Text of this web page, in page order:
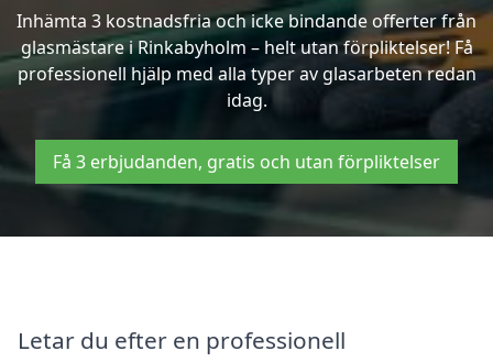
Inhämta 3 kostnadsfria och icke bindande offerter från
glasmästare i Rinkabyholm – helt utan förpliktelser! Få
professionell hjälp med alla typer av glasarbeten redan
idag.
Få 3 erbjudanden, gratis och utan förpliktelser
Letar du efter en professionell